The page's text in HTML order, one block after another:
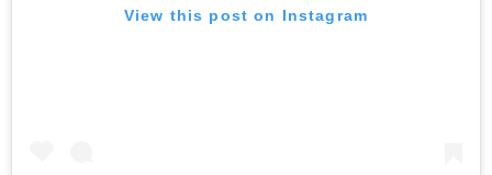
View this post on Instagram